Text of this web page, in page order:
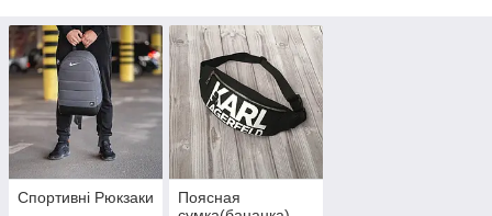
У каталозі нашого інтернет-магазину представлений
широкий вибір стильних аксесуарів:
спортивні рюкзаки чоловічі;
іменні рюкзаки;
поясні сумки-бананки;
Спортивні Рюкзаки
Поясная